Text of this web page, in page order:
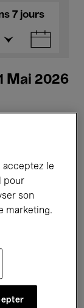
7 jours
Mai 2026
acceptez le
pour
son
marketing.